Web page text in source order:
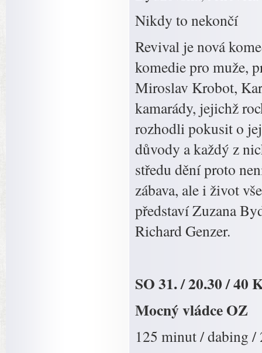
Nikdy to nekončí
Revival je nová
komedie pro muže,
Miroslav Krobot,
kamarády, jejichž
rozhodli pokusit o
důvody a každý z
středu dění proto
zábava, ale i život
představí Zuzana
Richard Genzer.
SO 31. / 20.30 / 40
Mocný vládce OZ
125 minut / dabing /